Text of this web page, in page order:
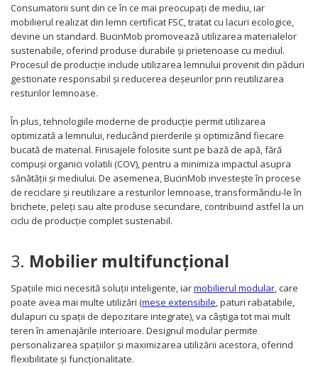
Consumatorii sunt din ce în ce mai preocupați de mediu, iar
mobilierul realizat din lemn certificat FSC, tratat cu lacuri ecologice,
devine un standard. BucinMob promovează utilizarea materialelor
sustenabile, oferind produse durabile și prietenoase cu mediul.
Procesul de producție include utilizarea lemnului provenit din păduri
gestionate responsabil și reducerea deșeurilor prin reutilizarea
resturilor lemnoase.
În plus, tehnologiile moderne de producție permit utilizarea
optimizată a lemnului, reducând pierderile și optimizând fiecare
bucată de material. Finisajele folosite sunt pe bază de apă, fără
compuși organici volatili (COV), pentru a minimiza impactul asupra
sănătății și mediului. De asemenea, BucinMob investește în procese
de reciclare și reutilizare a resturilor lemnoase, transformându-le în
brichete, peleți sau alte produse secundare, contribuind astfel la un
ciclu de producție complet sustenabil.
3. Mobilier multifuncțional
Spațiile mici necesită soluții inteligente, iarmobilierul modular, care
poate avea mai multe utilizări (mese extensibile, paturi rabatabile,
dulapuri cu spații de depozitare integrate), va câștiga tot mai mult
teren în amenajările interioare. Designul modular permite
personalizarea spațiilor și maximizarea utilizării acestora, oferind
flexibilitate și funcționalitate.